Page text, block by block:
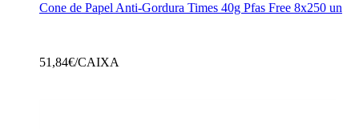
Cone de Papel Anti-Gordura Times 40g Pfas Free 8x250 un
51,84€/CAIXA